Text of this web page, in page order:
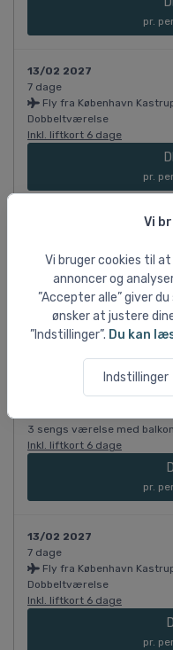
Vi
Vi bruger cookies til
annoncer og
”Accepter alle” giver
ønsker at justere
”Indstillinger”. Du kan
Indstillinger
pr.
13/02 2027
7 dage
Fly fra København
Dobbeltværelse
Inkl. liftkort 6 dage
pr.
Fly fra København
Enkeltværelse
Inkl. liftkort 6 dage
pr.
3 sengs værelse med balkon
Inkl. liftkort 6 dage
pr.
13/02 2027
7 dage
Fly fra København
Dobbeltværelse
Inkl. liftkort 6 dage
pr.